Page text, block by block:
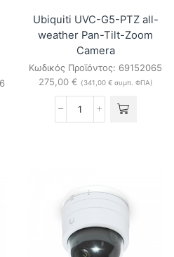
Ubiquiti UVC-G5-PTZ all-
weather Pan-Tilt-Zoom
Camera
Κωδικός Προϊόντος: 69152065
275,00 € (341,00 €συμπ. ΦΠΑ)
Ubiquiti
Pan-
Camera
ποσότητα